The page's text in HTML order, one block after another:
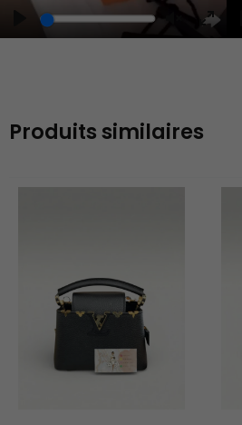
Play UnmuteEnter
Produits similaires